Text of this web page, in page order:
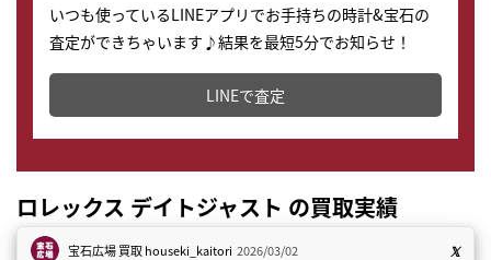
いつも使っているLINEアプリでお手持ちの時計&宝石の
査定ができちゃいます♪結果を最短5分でお知らせ！
どこからでもすぐに査定金額を知ることが出来ます。
LINEで査定
ロレックス デイトジャスト の買取実績
宝石広場 買取houseki_kaitori 2026/03/02